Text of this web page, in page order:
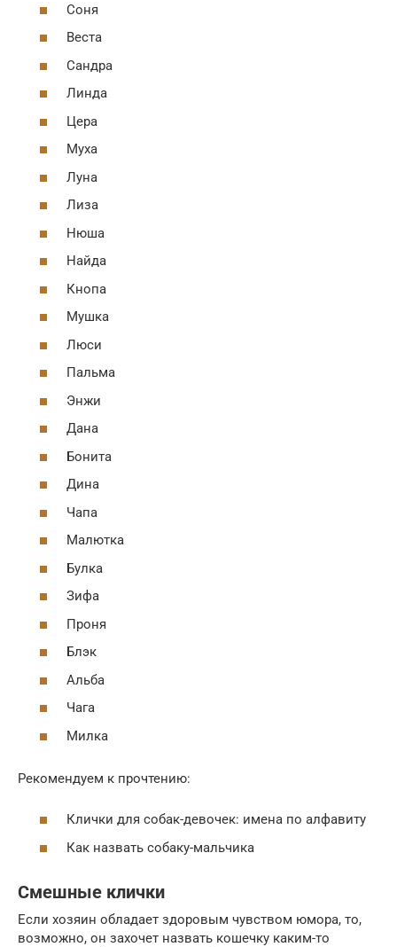
Соня
Веста
Сандра
Линда
Цера
Муха
Луна
Лиза
Нюша
Найда
Кнопа
Мушка
Люси
Пальма
Энжи
Дана
Бонита
Дина
Чапа
Малютка
Булка
Зифа
Проня
Блэк
Альба
Чага
Милка
Рекомендуем к прочтению:
Клички для собак-девочек: имена по алфавиту
Как назвать собаку-мальчика
Смешные клички
Если хозяин обладает здоровым чувством юмора, то,
возможно, он захочет назвать кошечку каким-то